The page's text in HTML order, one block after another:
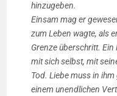
hinzugeben.
Einsam mag er
zum Leben wagte, als
Grenze überschritt.
mit sich selbst, mit
Tod. Liebe muss in
einem unendlichen